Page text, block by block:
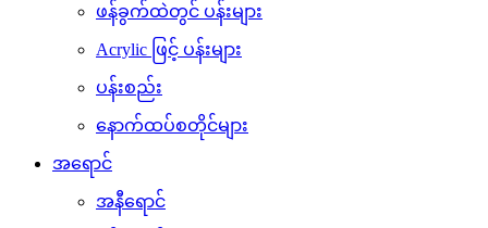
ဖန်ခွက်ထဲတွင် ပန်းများ
Acrylic ဖြင့် ပန်းများ
ပန်းစည်း
နောက်ထပ်စတိုင်များ
အရောင်
အနီရောင်